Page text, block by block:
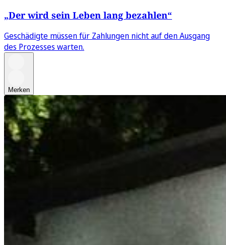
„Der wird sein Leben lang bezahlen“
Geschädigte müssen für Zahlungen nicht auf den Ausgang
des Prozesses warten.
Merken